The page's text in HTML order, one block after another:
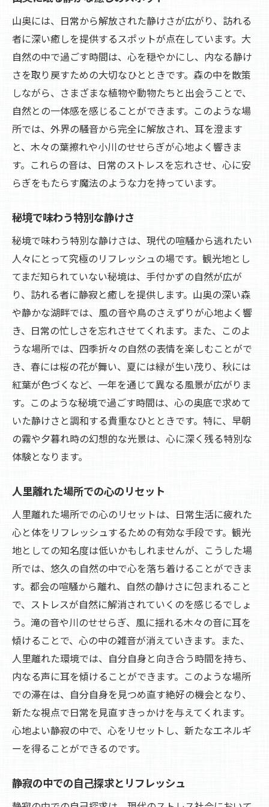
山間の隠れ家で過ごす特別な時間
山奥の静けさがもたらす癒しの効果
隠された自然の宝庫を探訪する旅
山の中で心を解放する方法
山道を歩くことで得られる心の平穏
山奥の魅力を再発見する観光
観光で訪れる静寂のスポット心のリトリート
リトリートに最適な静寂スポットの選び方
静寂の中で自分を見つめ直す時間
自然との調和で得る深い満足感
静けさに包まれたリトリート体験
訪れる人々に安らぎをもたらす静寂の地
自然の音に包まれる観光心の休息を探して
自然の音を楽しむための観光ガイド
静寂の中で聞く自然のシンフォニー
自然環境がもたらす心の休息
自然の音を感じるための旅のヒント
自然の音に癒される特別な観光体験
心を休めるための自然の音を探る旅
旅の静寂観光地で心を解放するひととき
静寂観光地で心を解放する方法
静寂を求める人々のための特別な場所
心を解放する静寂の観光体験
静けさの中での自己探求の旅
静寂観光地で得る心の浄化
観光を通じて静寂の力を感じる
観光で出会う静寂の美心に刻まれる瞬間
静寂の美しさに心を打たれる観光
観光で見つける静寂の驚き
静けさがもたらす心の豊かさ
静寂の観光地での忘れられない瞬間
静寂の中に潜む美を発見する旅
観光を通じて静寂の真価を知る
山奥には、日常から解放された静けさが広がり、訪れる
者に深い癒しを提供するスポットが点在しています。大
自然の中で過ごす時間は、心を穏やかにし、内なる静け
さを取り戻すための大切なひとときです。森の中を散策
しながら、さまざまな植物や動物たちと出会うことで、
自然との一体感を感じることができます。このような場
所では、外界の騒音から完全に解放され、耳を澄ます
と、木々の葉擦れや小川のせせらぎが心地よく響きま
す。これらの音は、日常のストレスを忘れさせ、心に安
らぎをもたらす魔法のような力を持っています。
秘境で味わう特別な静けさ
秘境で味わう特別な静けさは、現代の喧騒から逃れたい
人々にとって究極のリフレッシュの場です。観光地とし
てまだ知られていない秘境は、手付かずの自然が広が
り、訪れる者に静寂と癒しを提供します。山奥の深い森
や静かな湖畔では、風の音や鳥のさえずりが心地よく響
き、日常の忙しさを忘れさせてくれます。また、このよ
うな場所では、四季折々の自然の表情を楽しむことがで
き、春には桜の花が舞い、夏には緑が生い茂り、秋には
紅葉が色づくなど、一年を通じて異なる風景が広がりま
す。このような秘境で過ごす時間は、心の奥底で求めて
いた静けさと調和する貴重なひとときです。特に、早朝
の霧や夕暮れ時の幻想的な光景は、心に深く残る特別な
体験となります。
人里離れた場所での心のリセット
人里離れた場所での心のリセットは、日常生活に疲れた
心と体をリフレッシュするための有効な手段です。観光
地としての知名度は低いかもしれませんが、こうした場
所では、悠久の自然の中で心を落ち着けることができま
す。都会の喧騒から離れ、自然の静けさに包まれること
で、ストレスが自然に解消されていくのを感じるでしょ
う。滝の音や川のせせらぎ、風に揺れる木々の音に耳を
傾けることで、心の中の雑音が消えていきます。また、
人里離れた環境では、自分自身と向き合う時間を持ち、
内なる声に耳を傾けることができます。このような場所
での滞在は、自分自身を見つめ直す絶好の機会となり、
新たな視点で日常を見直すきっかけを与えてくれます。
心地よい静寂の中で、心をリセットし、新たなエネルギ
ーを得ることができるのです。
静寂の中での自己探求とリフレッシュ